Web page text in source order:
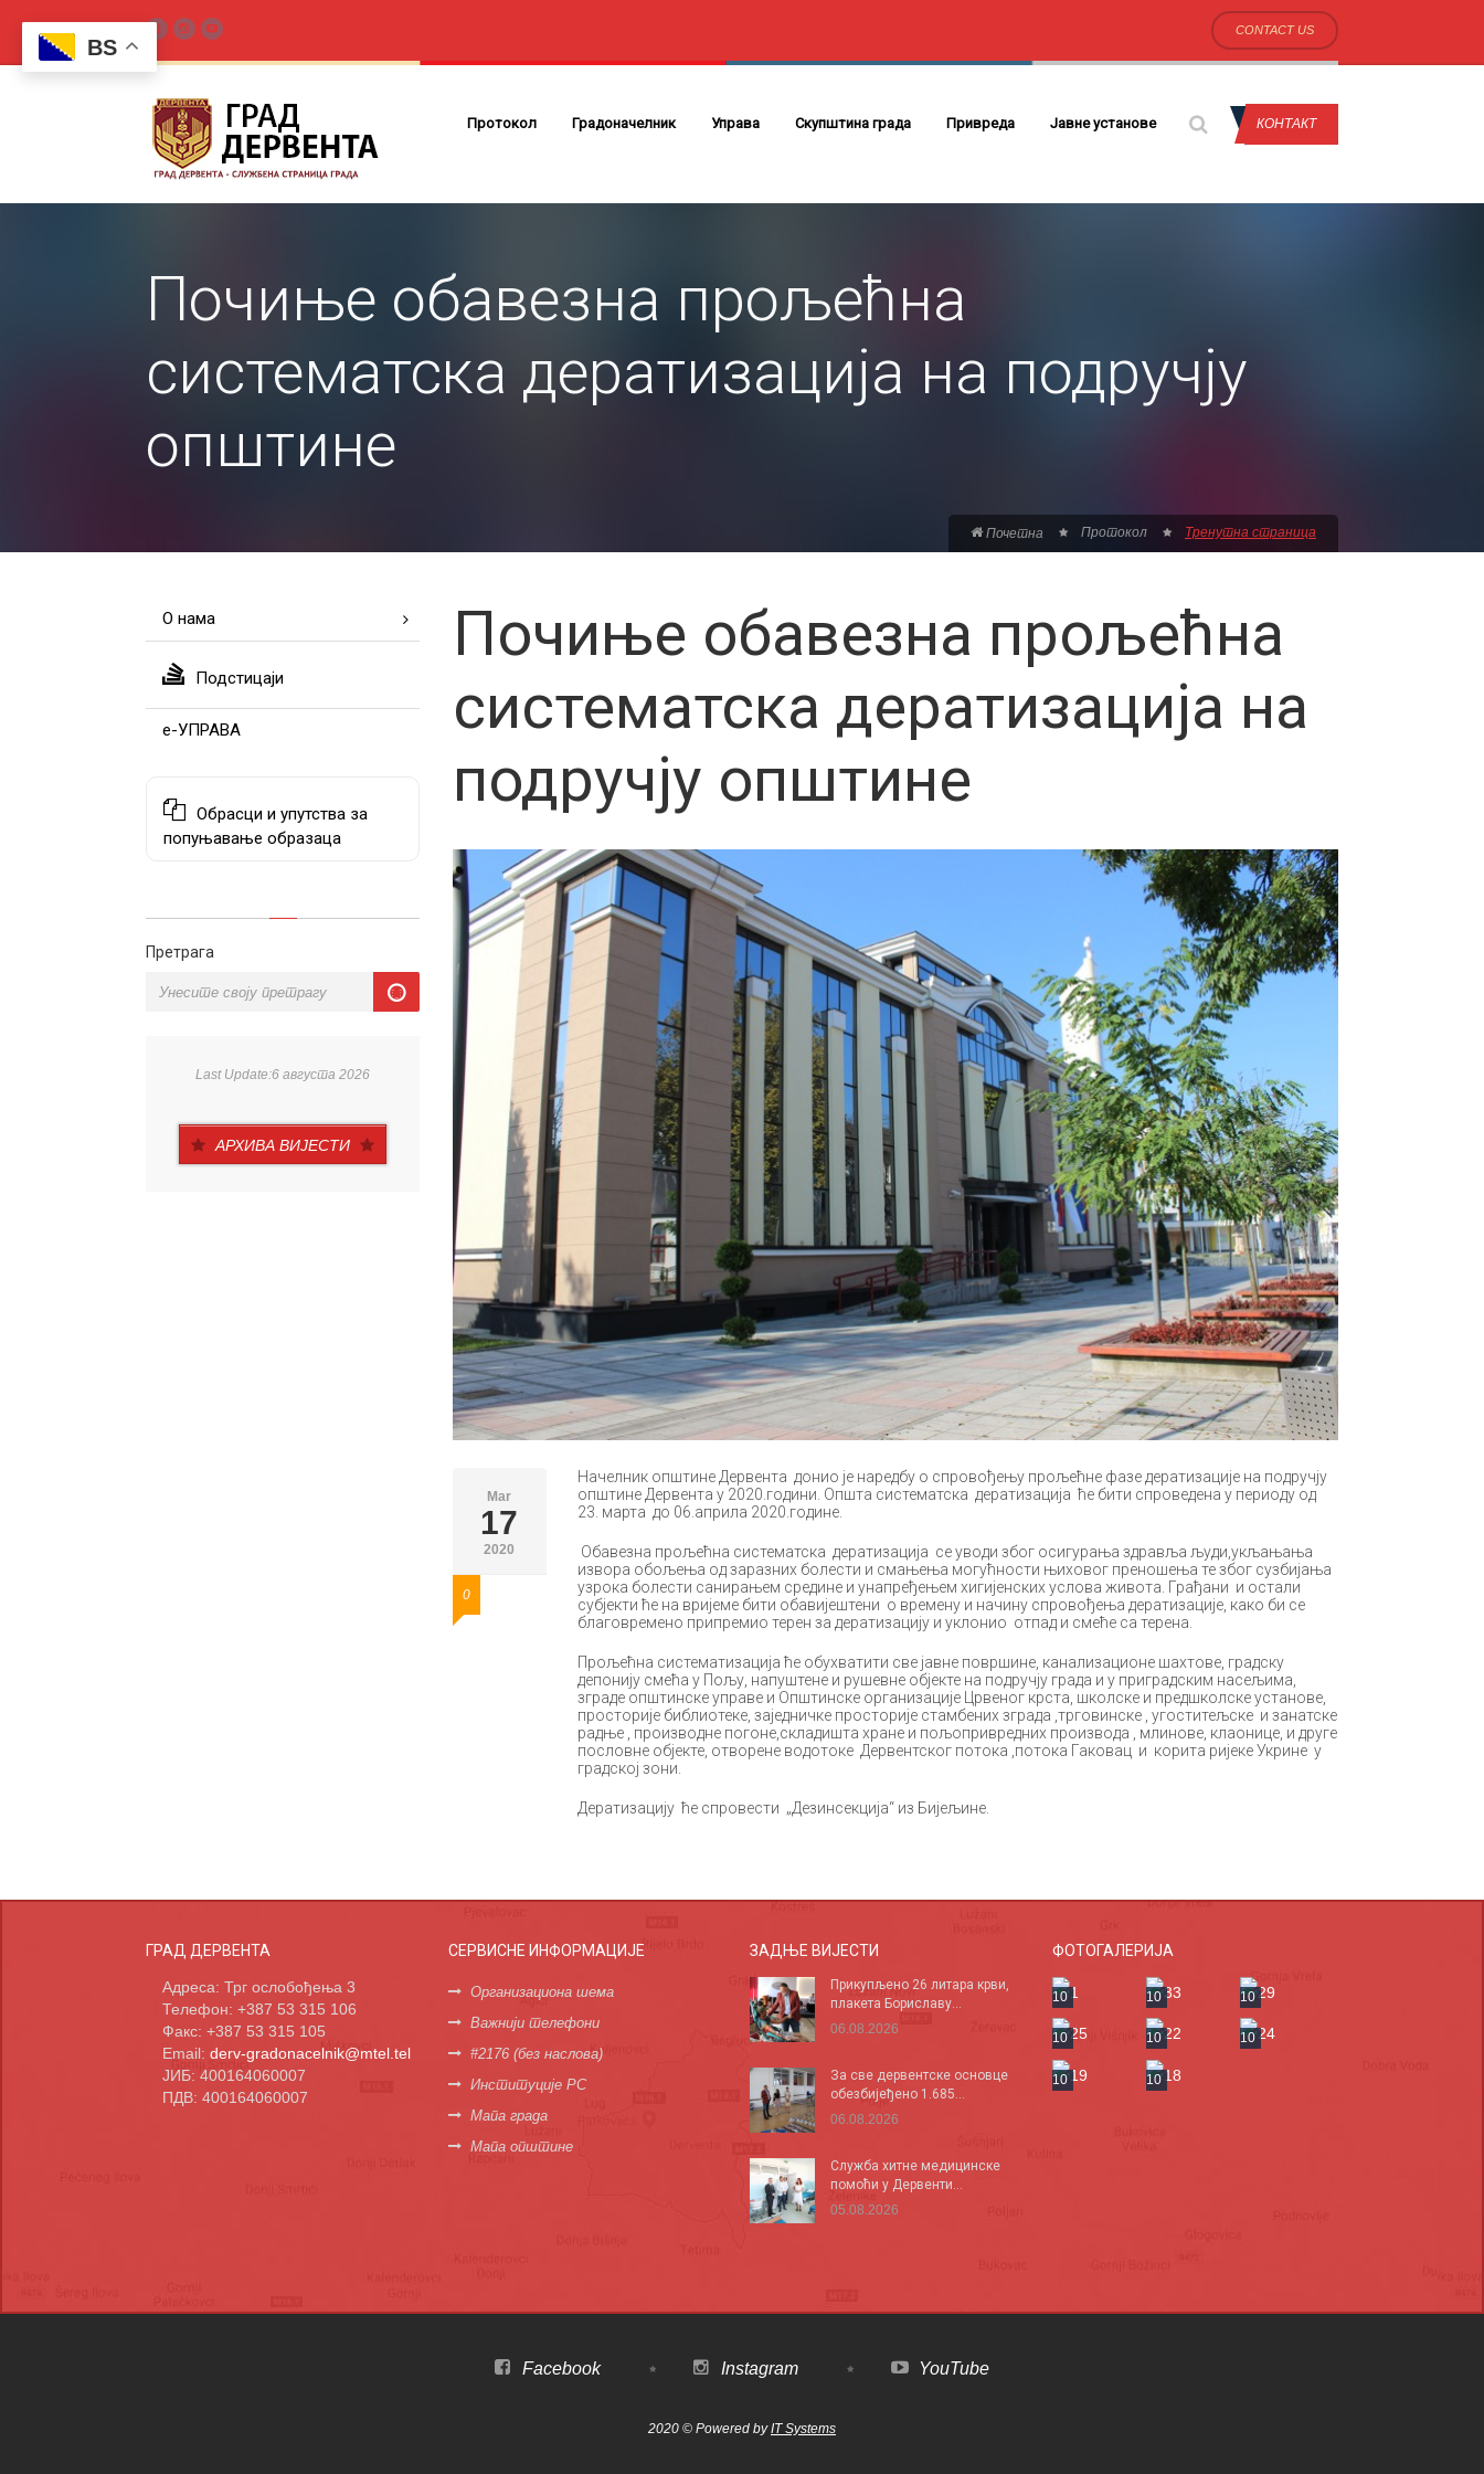
CONTACT US
Протокол Градоначелник Управа Скупштина града Привреда Јавне установе КОНТАКТ
Почиње обавезна прољећна
систематска дератизација на подручју
општине
Почетна Протокол Тренутна страница
О нама
Подстицаји
е-УПРАВА
Обрасци и упутства за
попуњавање образаца
Претрага
Last Update:6 августа 2026
АРХИВА ВИЈЕСТИ
Почиње обавезна прољећна
систематска дератизација на
подручју општине
Mar
17
2020
0
Начелник општине Дервента донио је наредбу о спровођењу прољећне фазе дератизације на подручју
општине Дервента у 2020.години. Општа систематска дератизација ће бити спроведена у периоду од
23. марта до 06.априла 2020.године.
Обавезна прољећна систематска дератизација се уводи због осигурања здравља људи,укљањања
извора обољења од заразних болести и смањења могућности њиховог преношења те због сузбијања
узрока болести санирањем средине и унапређењем хигијенских услова живота. Грађани и остали
субјекти ће на вријеме бити обавијештени о времену и начину спровођења дератизације, како би се
благовремено припремио терен за дератизацију и уклонио отпад и смеће са терена.
Прољећна систематизација ће обухватити све јавне површине, канализационе шахтове, градску
депонију смећа у Пољу, напуштене и рушевне објекте на подручју града и у приградским насељима,
зграде општинске управе и Општинске организације Црвеног крста, школске и предшколске установе,
просторије библиотеке, заједничке просторије стамбених зграда ,трговинске , угоститељске и занатске
радње , производне погоне,складишта хране и пољопривредних производа , млинове, клаонице, и друге
пословне објекте, отворене водотоке Дервентског потока ,потока Гаковац и корита ријеке Укрине у
градској зони.
Дератизацију ће спровести „Дезинсекција“ из Бијељине.
ГРАД ДЕРВЕНТА
Адреса: Трг ослобођења 3
Телефон: +387 53 315 106
Факс: +387 53 315 105
Email: derv-gradonacelnik@mtel.tel
ЈИБ: 400164060007
ПДВ: 400164060007
СЕРВИСНЕ ИНФОРМАЦИЈЕ
Организациона шема
Важнији телефони
#2176 (без наслова)
Институције РС
Мапа града
Мапа општине
ЗАДЊЕ ВИЈЕСТИ
Прикупљено 26 литара крви,
плакета Бориславу...
06.08.2026
За све дервентске основце
обезбијеђено 1.685...
06.08.2026
Служба хитне медицинске
помоћи у Дервенти...
05.08.2026
ФОТОГАЛЕРИЈА
10 10 10
10 10 10
10 10
Facebook Instagram YouTube
2020 © Powered byIT Systems
BS